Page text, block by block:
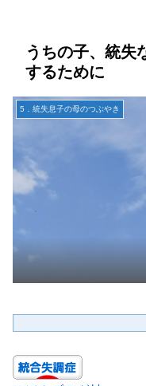
うちの子、統失
するために
5．統失息子の母のつぶやき